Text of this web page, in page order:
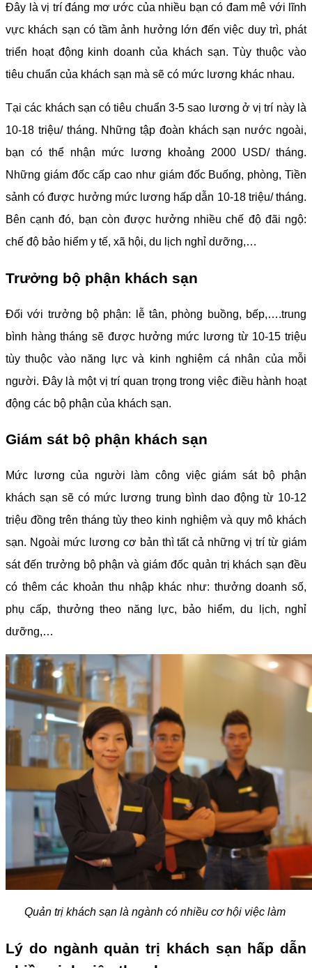
Đây là vị trí đáng mơ ước của nhiều bạn có đam mê với lĩnh
vực khách sạn có tầm ảnh hưởng lớn đến việc duy trì, phát
triển hoạt động kinh doanh của khách sạn. Tùy thuộc vào
tiêu chuẩn của khách sạn mà sẽ có mức lương khác nhau.
Tại các khách sạn có tiêu chuẩn 3-5 sao lương ở vị trí này là
10-18 triệu/ tháng. Những tập đoàn khách sạn nước ngoài,
bạn có thể nhận mức lương khoảng 2000 USD/ tháng.
Những giám đốc cấp cao như giám đốc Buống, phòng, Tiền
sảnh có được hưởng mức lương hấp dẫn 10-18 triệu/ tháng.
Bên cạnh đó, bạn còn được hưởng nhiều chế độ đãi ngộ:
chế độ bảo hiểm y tế, xã hội, du lịch nghỉ dưỡng,…
Trưởng bộ phận khách sạn
Đối với trưởng bộ phận: lễ tân, phòng buồng, bếp,….trung
bình hàng tháng sẽ được hưởng mức lương từ 10-15 triệu
tùy thuộc vào năng lực và kinh nghiệm cá nhân của mỗi
người. Đây là một vị trí quan trọng trong việc điều hành hoạt
động các bộ phận của khách sạn.
Giám sát bộ phận khách sạn
Mức lương của người làm công việc giám sát bộ phận
khách sạn sẽ có mức lương trung bình dao động từ 10-12
triệu đồng trên tháng tùy theo kinh nghiệm và quy mô khách
sạn. Ngoài mức lương cơ bản thì tất cả những vị trí từ giám
sát đến trưởng bộ phận và giám đốc quản trị khách sạn đều
có thêm các khoản thu nhập khác như: thưởng doanh số,
phụ cấp, thưởng theo năng lực, bảo hiểm, du lịch, nghỉ
dưỡng,…
Quản trị khách sạn là ngành có nhiều cơ hội việc làm
Lý do ngành quản trị khách sạn hấp dẫn